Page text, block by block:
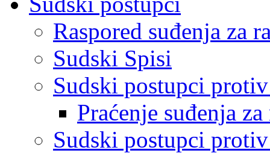
Raspored suđenja za
Sudski Spisi
Sudski postupci
Praćenje suđenja
Sudski postupci